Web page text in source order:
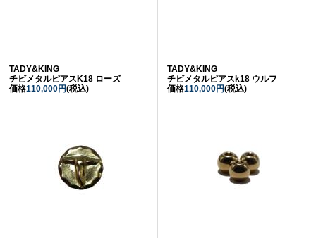
TADY&KING
チビメタルピアスK18 ローズ
価格110,000円(税込)
TADY&KING
チビメタルピアスk18 ウルフ
価格110,000円(税込)